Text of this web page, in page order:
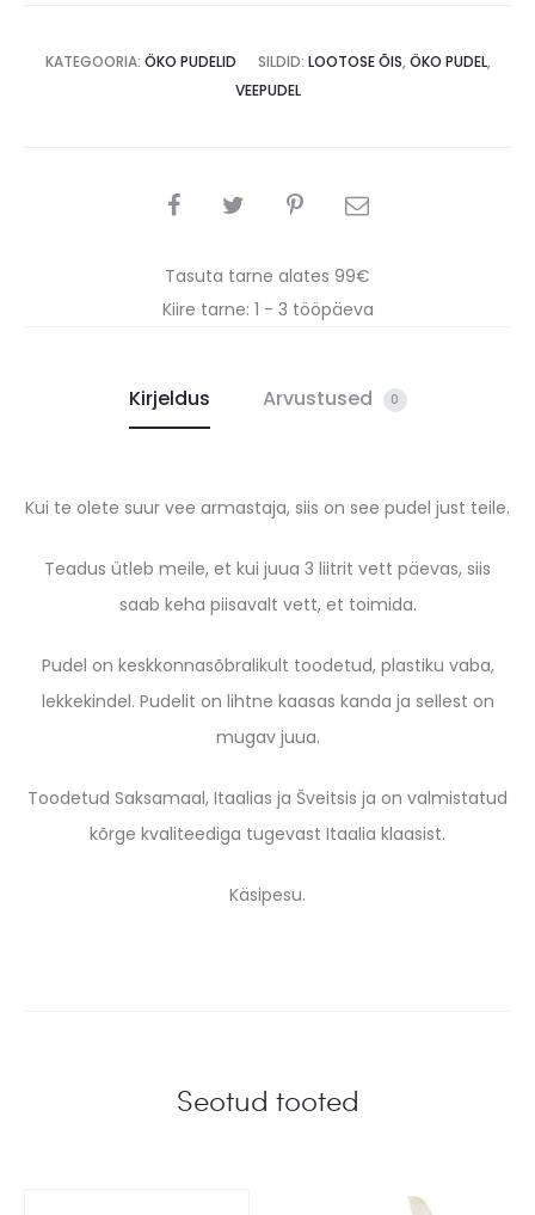
KATEGOORIA: ÖKO PUDELID SILDID: LOOTOSE ÕIS, ÖKO PUDEL,
VEEPUDEL
SHARE
Tasuta tarne alates 99€
Kiire tarne: 1 - 3 tööpäeva
Kirjeldus Arvustused 0
Kui te olete suur vee armastaja, siis on see pudel just teile.
Teadus ütleb meile, et kui juua 3 liitrit vett päevas, siis
saab keha piisavalt vett, et toimida.
Pudel on keskkonnasõbralikult toodetud, plastiku vaba,
lekkekindel. Pudelit on lihtne kaasas kanda ja sellest on
mugav juua.
Toodetud Saksamaal, Itaalias ja Šveitsis ja on valmistatud
kõrge kvaliteediga tugevast Itaalia klaasist.
Käsipesu.
Seotud tooted